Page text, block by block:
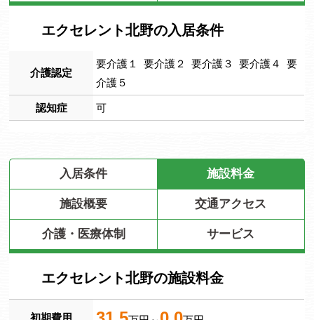
エクセレント北野の入居条件
介護認定
要介護１ 要介護２ 要介護３ 要介護４ 要
介護５
認知症 可
入居条件 施設料金
施設概要 交通アクセス
介護・医療体制 サービス
エクセレント北野の施設料金